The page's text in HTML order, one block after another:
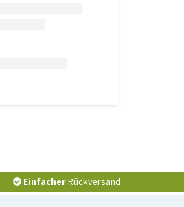
EinfacherRückversand